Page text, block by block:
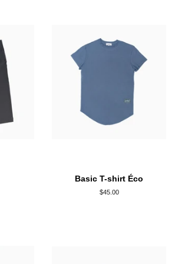
Basic T-shirt Éco
Prix
$45.00